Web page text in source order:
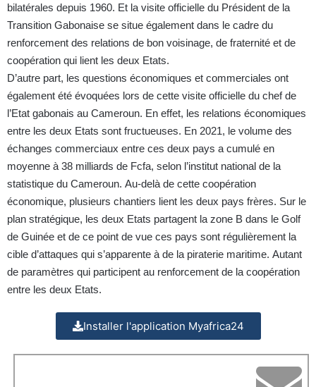
bilatérales depuis 1960. Et la visite officielle du Président de la
Transition Gabonaise se situe également dans le cadre du
renforcement des relations de bon voisinage, de fraternité et de
coopération qui lient les deux Etats.
D’autre part, les questions économiques et commerciales ont
également été évoquées lors de cette visite officielle du chef de
l’Etat gabonais au Cameroun. En effet, les relations économiques
entre les deux Etats sont fructueuses. En 2021, le volume des
échanges commerciaux entre ces deux pays a cumulé en
moyenne à 38 milliards de Fcfa, selon l’institut national de la
statistique du Cameroun. Au-delà de cette coopération
économique, plusieurs chantiers lient les deux pays frères. Sur le
plan stratégique, les deux Etats partagent la zone B dans le Golf
de Guinée et de ce point de vue ces pays sont régulièrement la
cible d’attaques qui s’apparente à de la piraterie maritime. Autant
de paramètres qui participent au renforcement de la coopération
entre les deux Etats.
Installer l'application Myafrica24